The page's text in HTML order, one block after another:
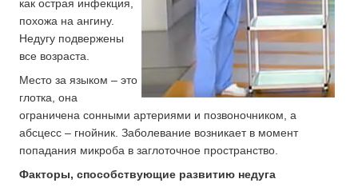
как острая инфекция,
похожа на ангину.
Недугу подвержены
все возраста.
Место за языком – это
глотка, она
ограничена сонными артериями и позвоночником, а
абсцесс – гнойник. Заболевание возникает в момент
попадания микроба в заглоточное пространство.
Факторы, способствующие развитию недуга